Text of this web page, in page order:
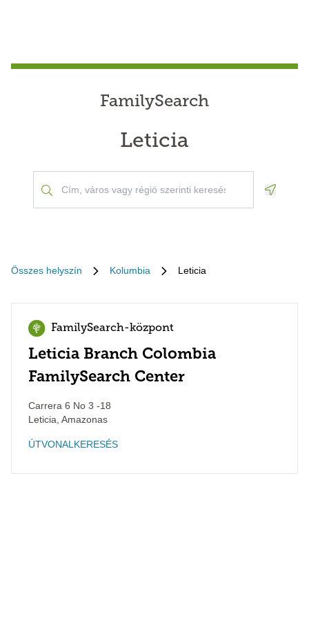
FamilySearch
Leticia
Összes helyszín Kolumbia Leticia
FamilySearch-központ
Leticia Branch Colombia
FamilySearch Center
Carrera 6 No 3 -18
Leticia Amazonas
ÚTVONALKERESÉS